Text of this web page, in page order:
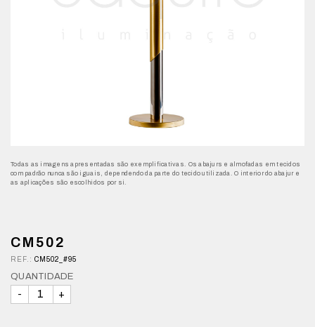
Todas as imagens apresentadas são exemplificativas. Os abajurs e almofadas em tecidos
com padrão nunca são iguais, dependendo da parte do tecido utilizada. O interior do abajur e
as aplicações são escolhidos por si.
CM502
REF.: CM502_#95
QUANTIDADE